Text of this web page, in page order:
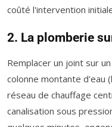
coûté l'intervention
2. La plomberie
Remplacer un joint sur
colonne montante d'eau
réseau de chauffage
canalisation sous